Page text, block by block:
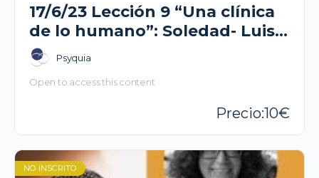
17/6/23 Lección 9 “Una clínica
de lo humano”: Soledad- Luis
Martin
Psyquia
Open to access this content
10
NO INSCRITO